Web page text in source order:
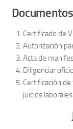
Certificado de
Autorización
Acta de
Diligenciar
Certificación
juicios laborales